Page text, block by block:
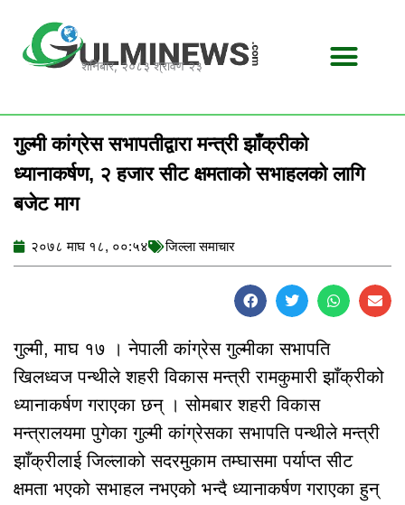
content
शनिबार, २०८३ श्रावण २३
गुल्मी कांग्रेस सभापतीद्वारा मन्त्री झाँक्रीको
ध्यानाकर्षण, २ हजार सीट क्षमताको सभाहलको लागि
बजेट माग
२०७८ माघ १८, ००:५४ जिल्ला समाचार
गुल्मी, माघ १७ । नेपाली कांग्रेस गुल्मीका सभापति
खिलध्वज पन्थीले शहरी विकास मन्त्री रामकुमारी झाँक्रीको
ध्यानाकर्षण गराएका छन् । सोमबार शहरी विकास
मन्त्रालयमा पुगेका गुल्मी कांग्रेसका सभापति पन्थीले मन्त्री
झाँक्रीलाई जिल्लाको सदरमुकाम तम्घासमा पर्याप्त सीट
क्षमता भएको सभाहल नभएको भन्दै ध्यानाकर्षण गराएका हुन्